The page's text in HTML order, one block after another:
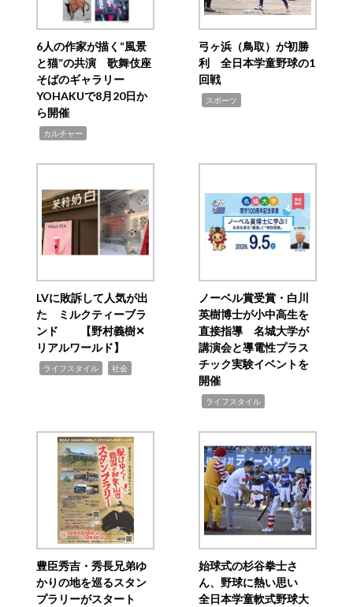
6人の作家が描く“風景
と猫”の共演 歌舞伎座
そばのギャラリー
YOHAKUで8月20日か
ら開催
カルチャー
弓ヶ浜（鳥取）が初勝
利 全日本学童野球の1
回戦
スポーツ
LVに敗訴して人気が出
た ミルクティーブラ
ンド 【野村義樹✕
リアルワールド】
ライフスタイル 社会
ノーベル賞受賞・白川
英樹博士が小中高生を
直接指導 名城大学が
講演会と導電性プラス
チック実験イベントを
開催
ライフスタイル
豊臣秀吉・秀長兄弟ゆ
かりの地を巡るスタン
プラリーがスタート
始球式の杉谷拳士さ
ん、野球に熱い思い
全日本学童軟式野球大